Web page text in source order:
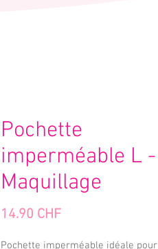
Pochette
imperméable L -
Maquillage
14.90 CHFPrix
Pochette imperméable idéale pour